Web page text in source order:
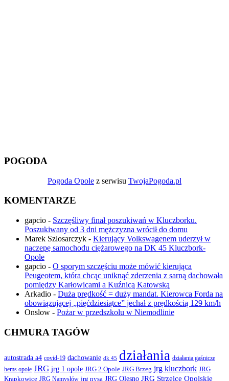
POGODA
Pogoda Opole z serwisu TwojaPogoda.pl
KOMENTARZE
gapcio - Szczęśliwy finał poszukiwań w Kluczborku.
Poszukiwany od 3 dni mężczyzna wrócił do domu
Marek Szlosarczyk - Kierujący Volkswagenem uderzył w
naczepę samochodu ciężarowego na DK 45 Kluczbork-
Opole
gapcio - O sporym szczęściu może mówić kierująca
Peugeotem, która chcąc uniknąć zderzenia z sarną dachowała
pomiędzy Karłowicami a Kuźnicą Katowską
Arkadio - Duża prędkość = duży mandat. Kierowca Forda na
obowiązującej „pięćdziesiątce” jechał z prędkością 129 km/h
Onslow - Pożar w przedszkolu w Niemodlinie
CHMURA TAGÓW
autostrada a4 covid-19 dachowanie dk 45 działania działania gaśnicze
hems opole JRG jrg 1 opole JRG 2 Opole JRG Brzeg jrg kluczbork JRG
Krapkowice JRG Namysłów jrg nysa JRG Olesno JRG Strzelce Opolskie